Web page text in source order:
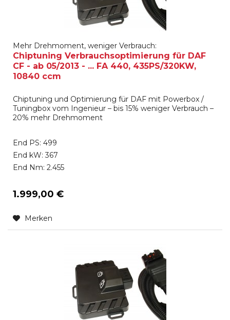
Mehr Drehmoment, weniger Verbrauch:
Chiptuning Verbrauchsoptimierung für DAF
CF - ab 05/2013 - ... FA 440, 435PS/320KW,
10840 ccm
Chiptuning und Optimierung für DAF mit Powerbox /
Tuningbox vom Ingenieur – bis 15% weniger Verbrauch –
20% mehr Drehmoment
End PS: 499
End kW: 367
End Nm: 2.455
1.999,00 €
Merken